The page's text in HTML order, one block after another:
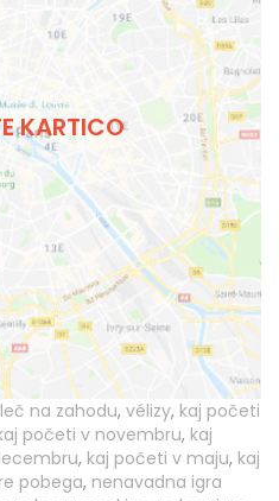
KARTICO
na zahodu, vélizy, kaj početi
početi v novembru, kaj
, kaj početi v maju, kaj
pobega, nenavadna igra